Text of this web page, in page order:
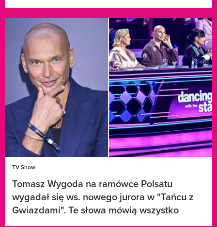
TV Show
Tomasz Wygoda na ramówce Polsatu
wygadał się ws. nowego jurora w "Tańcu z
Gwiazdami". Te słowa mówią wszystko